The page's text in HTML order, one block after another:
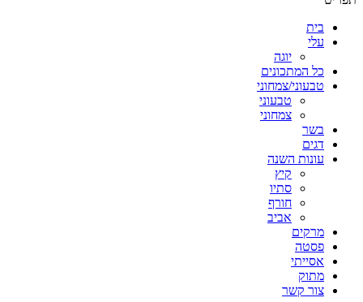
בית
עלי
יוגה
כל המתכונים
טבעוני/צמחוני
טבעוני
צמחוני
בשר
דגים
עונות השנה
קיץ
סתיו
חורף
אביב
מרקים
פסטה
אסייתי
מתוק
צור קשר